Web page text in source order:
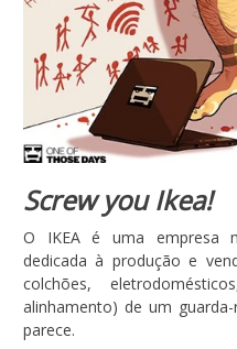
Screw you Ikea!
O IKEA é uma empresa
dedicada à produção e
colchões,
alinhamento) de um
parece.